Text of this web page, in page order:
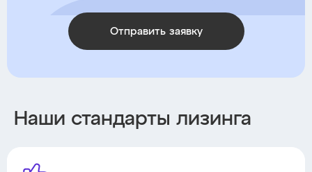
Отправить заявку
Наши стандарты лизинга